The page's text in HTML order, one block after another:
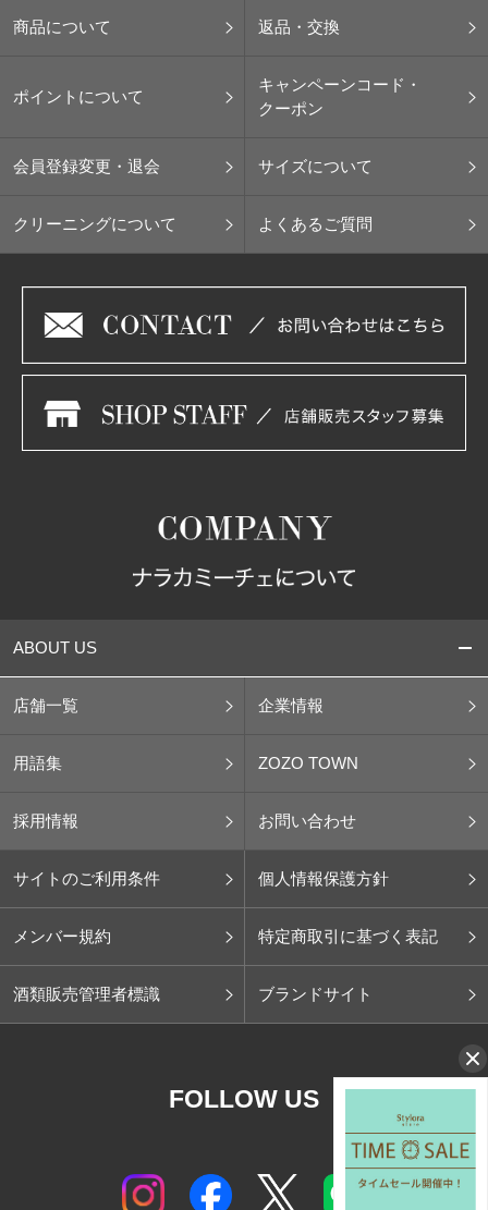
商品について 返品・交換
ポイントについて
キャンペーンコード・
クーポン
会員登録変更・退会 サイズについて
クリーニングについて よくあるご質問
ABOUT US
店舗一覧 企業情報
用語集 ZOZO TOWN
採用情報 お問い合わせ
サイトのご利用条件 個人情報保護方針
メンバー規約 特定商取引に基づく表記
酒類販売管理者標識 ブランドサイト
FOLLOW US